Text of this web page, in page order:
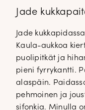
Jade
Jade
Kaula-aukkoa
puolipitkät ja
pieni fyrrykantti.
alaspäin.
pehmoinen ja
sifonkia. Minulla